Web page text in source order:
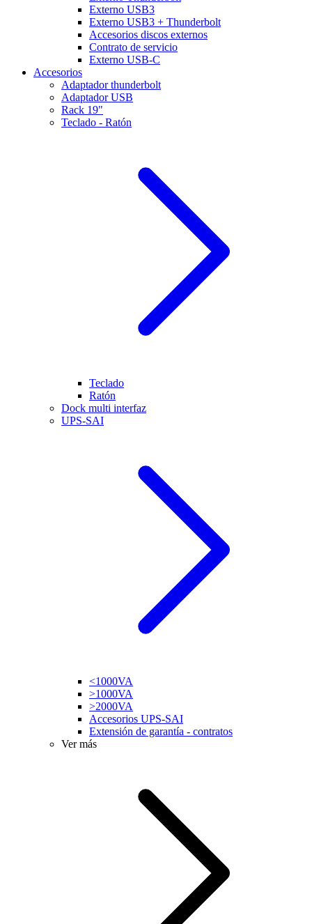
Externo USB3
Externo USB3 + Thunderbolt
Accesorios discos externos
Contrato de servicio
Externo USB-C
Accesorios
Adaptador thunderbolt
Adaptador USB
Rack 19"
Teclado - Ratón
Teclado
Ratón
Dock multi interfaz
UPS-SAI
<1000VA
>1000VA
>2000VA
Accesorios UPS-SAI
Extensión de garantía - contratos
Ver más